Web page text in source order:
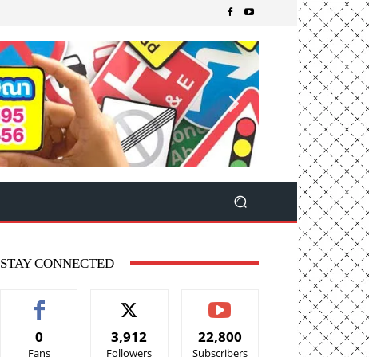
STAY CONNECTED
0
Fans
3,912
Followers
22,800
Subscribers